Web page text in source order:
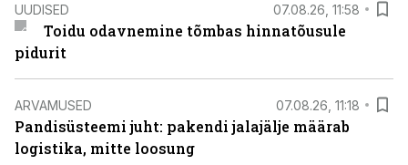
UUDISED 07.08.26, 11:58
Toidu odavnemine tõmbas hinnatõusule
pidurit
ARVAMUSED 07.08.26, 11:18
Pandisüsteemi juht: pakendi jalajälje määrab
logistika, mitte loosung